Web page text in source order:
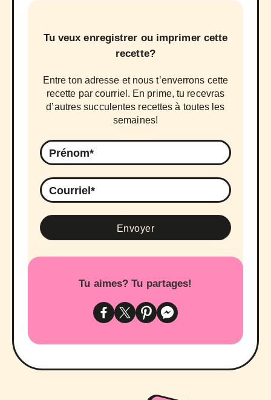
Tu veux enregistrer ou imprimer cette
recette?
Entre ton adresse et nous t’enverrons cette
recette par courriel. En prime, tu recevras
d’autres succulentes recettes à toutes les
semaines!
Tu aimes? Tu partages!